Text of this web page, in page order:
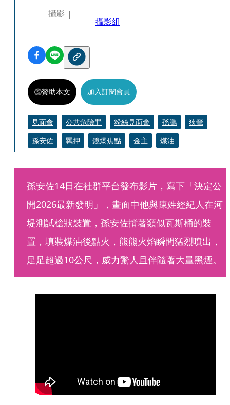
攝影
攝影組
贊助本文 加入訂閱會員
見面會 公共危險罪 粉絲見面會 孫鵬
狄鶯
孫安佐
羈押 鏡爆焦點 金主 煤油
孫安佐14日在社群平台發布影片，寫下「決定公
開2026最新發明」，畫面中他與陳姓經紀人在河
堤測試槍狀裝置，孫安佐揹著類似瓦斯桶的裝
置，填裝煤油後點火，熊熊火焰瞬間猛烈噴出，
足足超過10公尺，威力驚人且伴隨著大量黑煙。